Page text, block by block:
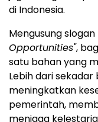
di Indonesia.
Mengusung slogan
Opportunities",
satu bahan yang
Lebih dari
meningkatkan
pemerintah,
menjaga